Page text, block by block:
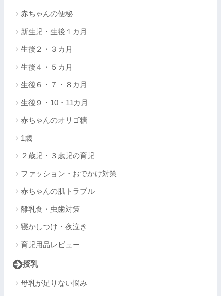
赤ちゃんの便秘
新生児・生後１カ月
生後２・３カ月
生後４・５カ月
生後６・７・８カ月
生後９・10・11カ月
赤ちゃんのオリゴ糖
1歳
２歳児・３歳児の育児
ファッション・おでかけ対策
赤ちゃんの肌トラブル
離乳食・虫歯対策
寝かしつけ・夜泣き
育児用品レビュー
授乳
母乳が足りない悩み